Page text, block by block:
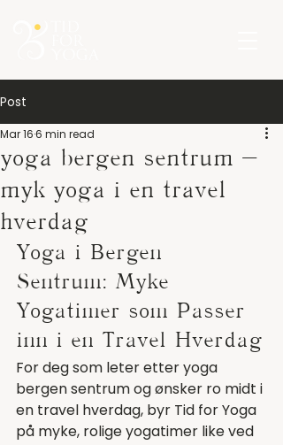
Post
yoga bergen sentrum –
myk yoga i en travel
hverdag
Mar 166 min read
Yoga i Bergen
Sentrum: Myke
Yogatimer som Passer
inn i en Travel Hverdag
For deg som leter etter yoga
bergen sentrum og ønsker ro midt i
en travel hverdag, byr Tid for Yoga
på myke, rolige yogatimer like ved